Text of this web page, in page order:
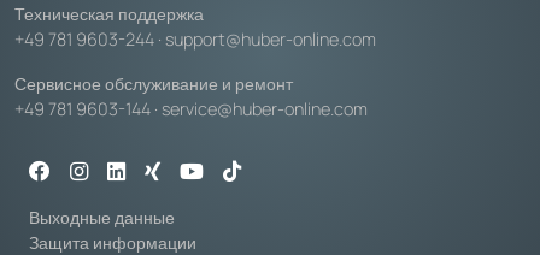
Техническая поддержка
+49 781 9603-244 · support@huber-online.com
Сервисное обслуживание и ремонт
+49 781 9603-144 · service@huber-online.com
Выходные данные
Защита информации